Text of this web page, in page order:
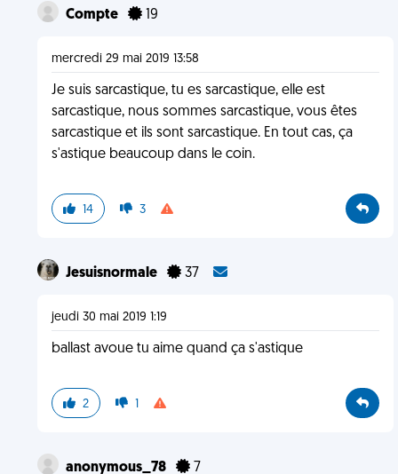
Compte 19
mercredi 29 mai 2019 13:58
Je suis sarcastique, tu es sarcastique, elle est
sarcastique, nous sommes sarcastique, vous êtes
sarcastique et ils sont sarcastique. En tout cas, ça
s'astique beaucoup dans le coin.
14 3
Jesuisnormale 37
jeudi 30 mai 2019 1:19
ballast avoue tu aime quand ça s'astique
2 1
anonymous_78 7